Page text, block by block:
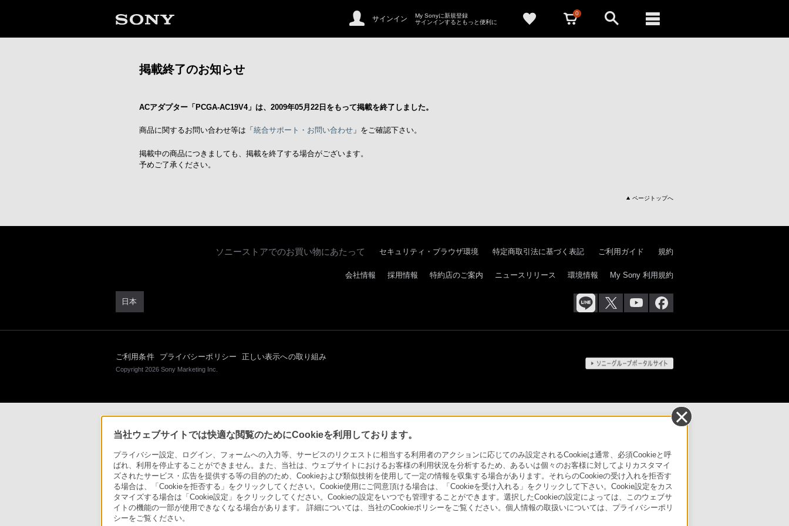
サインイン
My Sonyに新規登録
サインインするともっと便利に
0
掲載終了のお知らせ
ACアダプター「PCGA-AC19V4」は、2009年05月22日をもって掲載を終了しました。
商品に関するお問い合わせ等は「 統合サポート・お問い合わせ 」をご確認下さい。
掲載中の商品につきましても、掲載を終了する場合がございます。
予めご了承ください。
ページトップへ
当社ウェブサイトでは快適な閲覧のためにCookieを利用しております。
プライバシー設定、ログイン、フォームへの入力等、サービスのリクエストに相当する利用者のアクションに応じてのみ設定されるCookieは通常、必須Cookieと呼
ばれ、利用を停止することができません。また、当社は、ウェブサイトにおけるお客様の利用状況を分析するため、あるいは個々のお客様に対してよりカスタマイ
ズされたサービス・広告を提供する等の目的のため、Cookieおよび類似技術を使用して一定の情報を収集する場合があります。それらのCookieの受け入れを拒否す
る場合は、「Cookieを拒否する」をクリックしてください。Cookie使用にご同意頂ける場合は、「Cookieを受け入れる」をクリックして下さい。Cookie設定をカス
タマイズする場合は「Cookie設定」をクリックしてください。Cookieの設定をいつでも管理することができます。選択したCookieの設定によっては、このウェブサ
イトの機能の一部が使用できなくなる場合があります。 詳細については、当社のCookieポリシーをご覧ください。個人情報の取扱いについては、プライバシーポリ
シーをご覧ください。
ソニーストアでのお買い物にあたって セキュリティ・ブラウザ環境 特定商取引法に基づく表記 ご利用ガイド 規約
日本
会社情報 採用情報 特約店のご案内 ニュースリリース 環境情報 My Sony 利用規約
ご利用条件 プライバシーポリシー 正しい表示への取り組み
Copyright 2026 Sony Marketing Inc.